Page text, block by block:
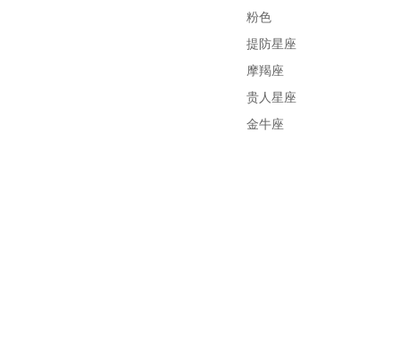
粉色
提防星座
摩羯座
贵人星座
金牛座